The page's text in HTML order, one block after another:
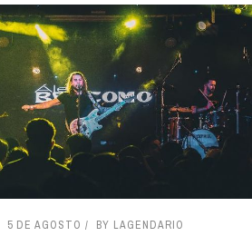
5 DE AGOSTO BY LAGENDARIO